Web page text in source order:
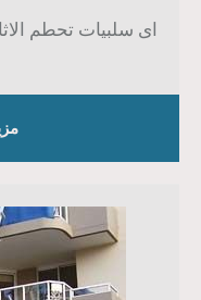
اى سلبيات تحطم